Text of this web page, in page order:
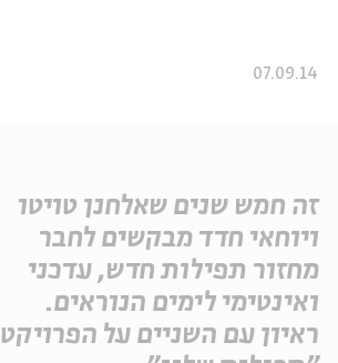
07.09.14
זה חמש שנים שאלחנן טויטו
ויוחאי חדד מבקשים לחבר
מחזור תפילות חדש, עדכני
ואינטימי לימים הנוראים.
ראיון עם השניים על הפרויקט